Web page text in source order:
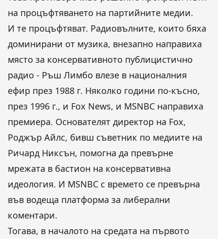
на процъфтяването на партийните медии.
И те процъфтяват. Радиовълните, които бяха
доминирани от музика, внезапно направиха
място за консервативното публицистично
радио - Ръш Лимбо влезе в националния
ефир през 1988 г. Няколко години по-късно,
през 1996 г., и Fox News, и MSNBC направиха
премиера. Основателят директор на Fox,
Роджър Айлс, бивш съветник по медиите на
Ричард Никсън, помогна да превърне
мрежата в бастион на консервативна
идеология. И MSNBC с времето се превърна
във водеща платформа за либерални
коментари.
Тогава, в началото на средата на първото